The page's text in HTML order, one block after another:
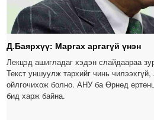
Д.Баярхүү: Маргах аргагүй үнэн
Лекцэд ашигладаг хэдэн слайдаараа
Текст уншуулж тархийг чинь
ойлгочихож болно. АНУ ба Өрнөд
бид харж байна.